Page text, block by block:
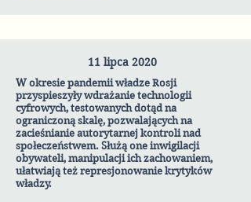
11 lipca 2020
W okresie pandemii władze Rosji
przyspieszyły wdrażanie technologii
cyfrowych, testowanych dotąd na
ograniczoną skalę, pozwalających na
zacieśnianie autorytarnej kontroli nad
społeczeństwem. Służą one inwigilacji
obywateli, manipulacji ich zachowaniem,
ułatwiają też represjonowanie krytyków
władzy.